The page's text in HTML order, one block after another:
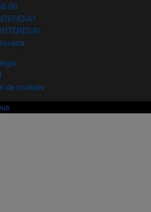
00
de cookies